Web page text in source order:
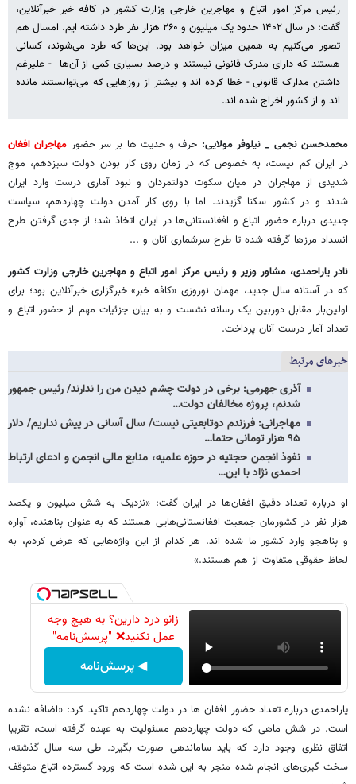
رئیس مرکز امور اتباع و مهاجرین خارجی وزارت کشور در کافه خبر خبرآنلاین،
گفت: در سال ۱۴۰۲ حدود یک میلیون و ۲۶۰ هزار نفر طرد داشته ایم. امسال هم
تصور می‌کنیم به همین میزان خواهد بود. این‌ها که طرد می‌شوند، کسانی
هستند که دارای مدرک قانونی نیستند و درصد بسیاری کمی از آن‌ها - علیرغم
داشتن مدارک قانونی - خطا کرده اند و بیشتر از روزهایی که می‌توانستند مانده
اند و از کشور اخراج شده اند.
محمدحسن نجمی _ نیلوفر مولایی: حرف و حدیث ها بر سر حضور مهاجران افغان
در ایران کم نیست، به خصوص که در زمان روی کار بودن دولت سیزدهم، موج
شدیدی از مهاجران در میان سکوت دولتمردان و نبود آماری درست وارد ایران
شدند و در کشور سکنا گزیدند. اما با روی کار آمدن دولت چهاردهم، سیاست
جدیدی درباره حضور اتباع و افغانستانی‌ها در ایران اتخاذ شد؛ از جدی گرفتن طرح
انسداد مرزها گرفته شده تا طرح سرشماری آنان و ...
نادر یاراحمدی، مشاور وزیر و رئیس مرکز امور اتباع و مهاجرین خارجی وزارت کشور
که در آستانه سال جدید، مهمان نوروزی «کافه خبر» خبرگزاری خبرآنلاین بود؛ برای
اولین‌بار مقابل دوربین یک رسانه نشست و به بیان جزئیات مهم از حضور اتباع و
تعداد آمار درست آنان پرداخت.
خبرهای مرتبط
آذری جهرمی: برخی در دولت چشم دیدن من را ندارند/ رئیس جمهور
شدنم، پروژه مخالفان دولت…
مهاجرانی: فرزندم دوتابعیتی نیست/ سال آسانی در پیش نداریم/ دلار
۹۵ هزار تومانی حتما…
نفوذ انجمن حجتیه در حوزه علمیه، منابع مالی انجمن و ادعای ارتباط
احمدی نژاد با این…
او درباره تعداد دقیق افغان‌ها در ایران گفت: «نزدیک به شش میلیون و یکصد
هزار نفر در کشورمان جمعیت افغانستانی‌هایی هستند که به عنوان پناهنده، آواره
و پناهجو وارد کشور ما شده اند. هر کدام از این واژه‌هایی که عرض کردم، به
لحاظ حقوقی متفاوت از هم هستند.»
زانو درد دارین؟ به هیچ وجه
عمل نکنید❌ "پرسش‌نامه"
◀ پرسش‌نامه
یاراحمدی درباره تعداد حضور افغان ها در دولت چهاردهم تاکید کرد: «اضافه نشده
است. در شش ماهی که دولت چهاردهم مسئولیت به عهده گرفته است، تقریبا
اتفاق نظری وجود دارد که باید ساماندهی صورت بگیرد. طی سه سال گذشته،
سخت گیری‌های انجام شده منجر به این شده است که ورود گسترده اتباع متوقف